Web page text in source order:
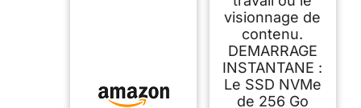
visionnage de
contenu.
DEMARRAGE
INSTANTANE :
Le SSD NVMe
de 256 Go